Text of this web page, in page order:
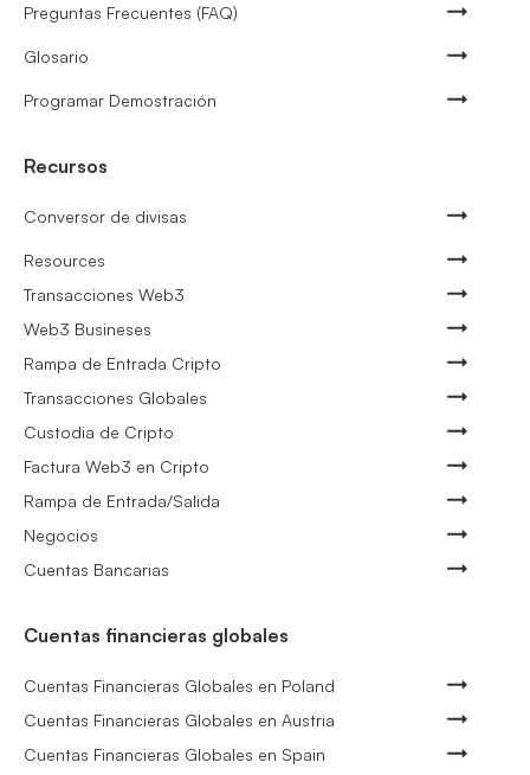
Preguntas Frecuentes (FAQ)
Glosario
Programar Demostración
Recursos
Conversor de divisas
Resources
Transacciones Web3
Web3 Busineses
Rampa de Entrada Cripto
Transacciones Globales
Custodia de Cripto
Factura Web3 en Cripto
Rampa de Entrada/Salida
Negocios
Cuentas Bancarias
Cuentas financieras globales
Cuentas Financieras Globales en Poland
Cuentas Financieras Globales en Austria
Cuentas Financieras Globales en Spain